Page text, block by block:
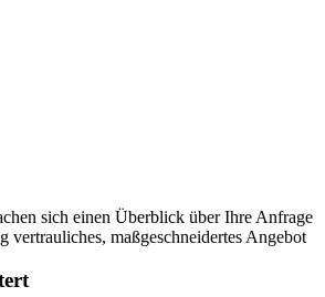
sich einen Überblick über Ihre Anfrage
vertrauliches, maßgeschneidertes Angebot